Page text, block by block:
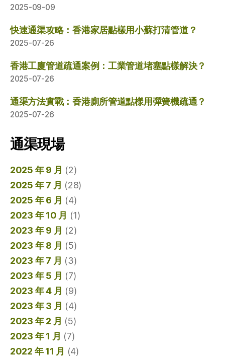
2025-09-09
快速通渠攻略：香港家居點樣用小蘇打清管道？
2025-07-26
香港工廈管道疏通案例：工業管道堵塞點樣解決？
2025-07-26
通渠方法實戰：香港廁所管道點樣用彈簧機疏通？
2025-07-26
通渠現場
2025 年 9 月 (2)
2025 年 7 月 (28)
2025 年 6 月 (4)
2023 年 10 月 (1)
2023 年 9 月 (2)
2023 年 8 月 (5)
2023 年 7 月 (3)
2023 年 5 月 (7)
2023 年 4 月 (9)
2023 年 3 月 (4)
2023 年 2 月 (5)
2023 年 1 月 (7)
2022 年 11 月 (4)